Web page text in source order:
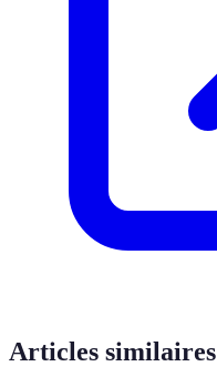
Articles similaires